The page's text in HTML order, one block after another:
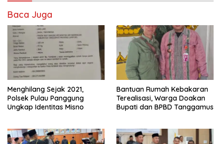
Baca Juga
Menghilang Sejak 2021,
Polsek Pulau Panggung
Ungkap Identitas Misno
Bantuan Rumah Kebakaran
Terealisasi, Warga Doakan
Bupati dan BPBD Tanggamus